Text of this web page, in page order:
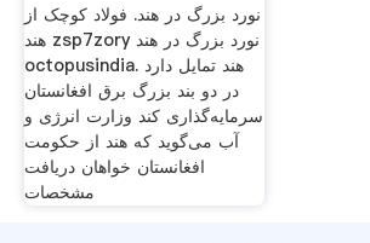
نورد بزرگ در هند. فولاد کوچک از
هند zsp7zory نورد بزرگ در هند
octopusindia. هند تمایل دارد
در دو بند بزرگ برق افغانستان
سرمایه‌گذاری کند وزارت انرژی و
آب می‌گوید که هند از حکومت
افغانستان خواهان دریافت
مشخصات